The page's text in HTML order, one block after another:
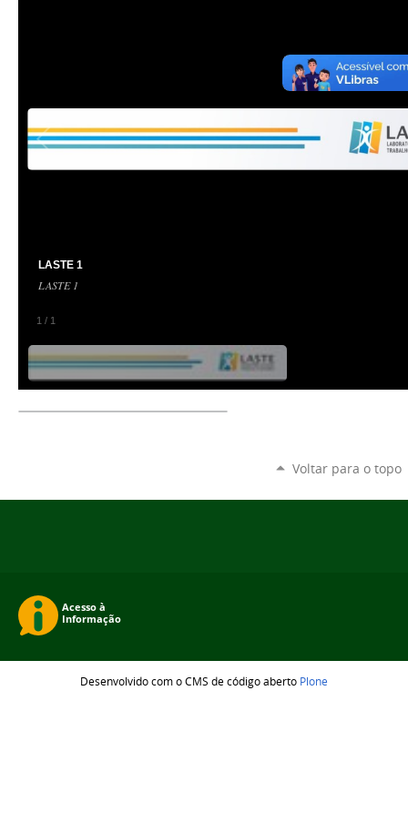
1 / 1
LASTE 1
LASTE 1
Voltar para o topo
Desenvolvido com o CMS de código aberto Plone